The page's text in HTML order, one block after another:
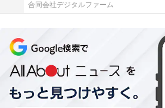
合同会社デジタルファーム